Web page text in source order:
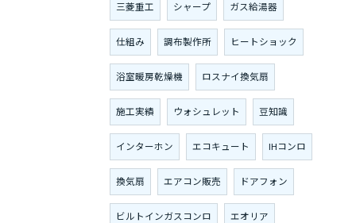
三菱重工 シャープ ガス給湯器
仕組み 調布製作所 ヒートショック
浴室暖房乾燥機 ロスナイ換気扇
施工実績 ウォシュレット 豆知識
インターホン エコキュート IHコンロ
換気扇 エアコン販売 ドアフォン
ビルトインガスコンロ エオリア